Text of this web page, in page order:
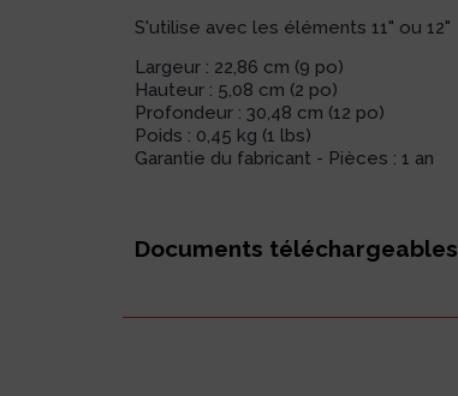
S'utilise avec les éléments 11" ou 12"
Largeur : 22,86 cm (9 po)
Hauteur : 5,08 cm (2 po)
Profondeur : 30,48 cm (12 po)
Poids : 0,45 kg (1 lbs)
Garantie du fabricant - Pièces : 1 an
Documents téléchargeables